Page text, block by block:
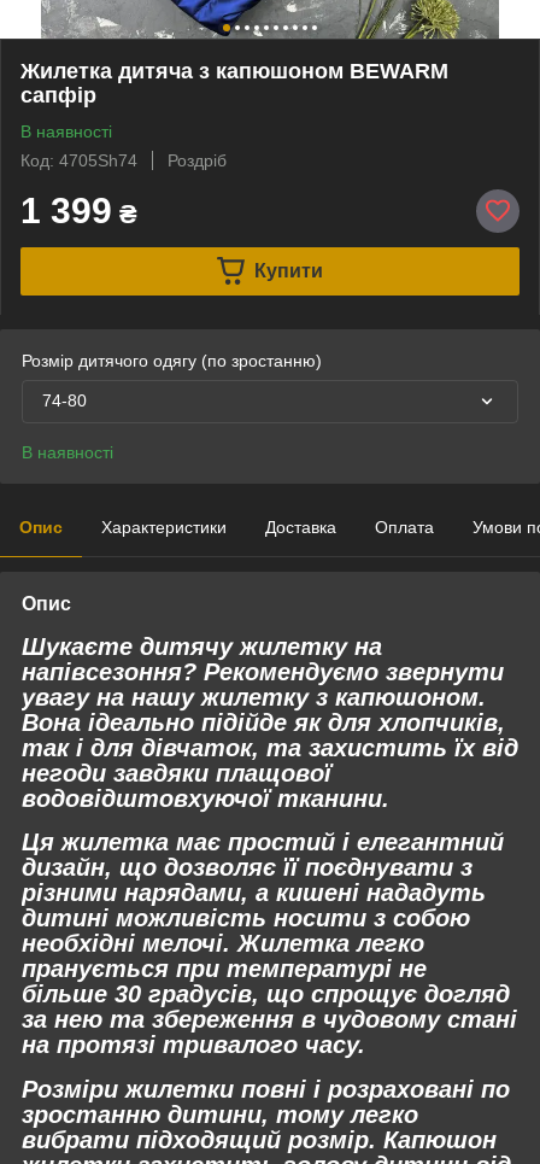
Жилетка дитяча з капюшоном BEWARM
сапфір
В наявності
Код: 4705Sh74
Роздріб
1 399 ₴
Купити
Розмір дитячого одягу (по зростанню)
74-80
В наявності
Опис Характеристики Доставка Оплата Умови
Опис
Шукаєте дитячу жилетку на
напівсезоння? Рекомендуємо звернути
увагу на нашу жилетку з капюшоном.
Вона ідеально підійде як для хлопчиків,
так і для дівчаток, та захистить їх від
негоди завдяки плащової
водовідштовхуючої тканини.
Ця жилетка має простий і елегантний
дизайн, що дозволяє її поєднувати з
різними нарядами, а кишені нададуть
дитині можливість носити з собою
необхідні мелочі. Жилетка легко
пранується при температурі не
більше 30 градусів, що спрощує догляд
за нею та збереження в чудовому стані
на протязі тривалого часу.
Розміри жилетки повні і розраховані по
зростанню дитини, тому легко
вибрати підходящий розмір. Капюшон